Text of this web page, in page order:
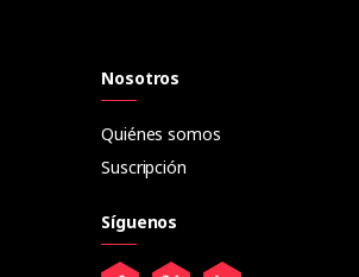
Nosotros
Quiénes somos
Suscripción
Síguenos